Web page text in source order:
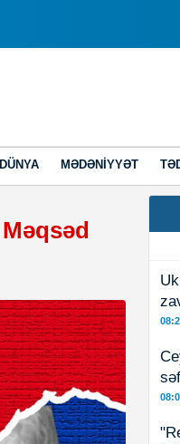
DÜNYA MƏDƏNIYYƏT
Məqsəd